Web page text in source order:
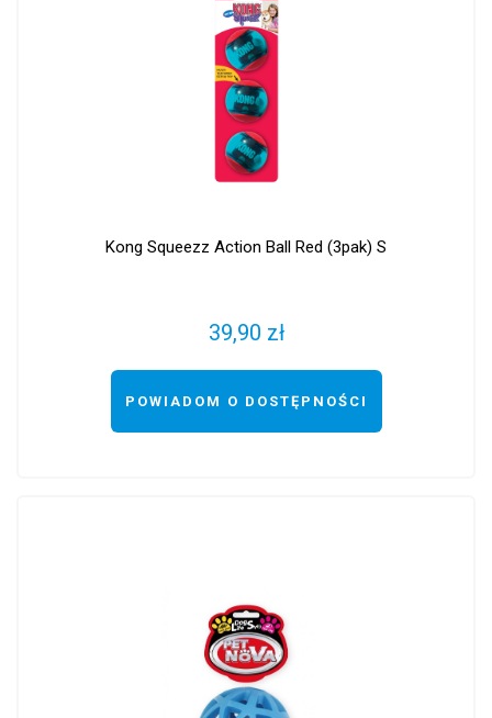
Kong Squeezz Action Ball Red (3pak) S
39,90 zł
POWIADOM O DOSTĘPNOŚCI